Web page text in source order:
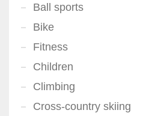
Ball sports
Bike
Fitness
Children
Climbing
Cross-country skiing